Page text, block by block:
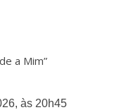
a Mim”
às 20h45